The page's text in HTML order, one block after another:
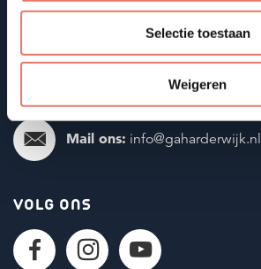
Selectie toestaan
Weigeren
Bel onze coaches
Mail ons: info@gaharderwijk.nl
VOLG ONS